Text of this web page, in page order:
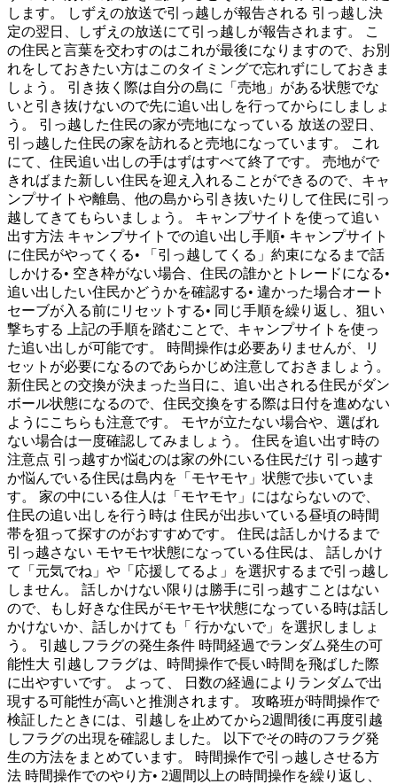
します。 しずえの放送で引っ越しが報告される 引っ越し決
定の翌日、しずえの放送にて引っ越しが報告されます。 こ
の住民と言葉を交わすのはこれが最後になりますので、お別
れをしておきたい方はこのタイミングで忘れずにしておきま
しょう。 引き抜く際は自分の島に「売地」がある状態でな
いと引き抜けないので先に追い出しを行ってからにしましょ
う。 引っ越した住民の家が売地になっている 放送の翌日、
引っ越した住民の家を訪れると売地になっています。 これ
にて、住民追い出しの手はずはすべて終了です。 売地がで
きればまた新しい住民を迎え入れることができるので、キャ
ンプサイトや離島、他の島から引き抜いたりして住民に引っ
越してきてもらいましょう。 キャンプサイトを使って追い
出す方法 キャンプサイトでの追い出し手順• キャンプサイト
に住民がやってくる• 「引っ越してくる」約束になるまで話
しかける• 空き枠がない場合、住民の誰かとトレードになる•
追い出したい住民かどうかを確認する• 違かった場合オート
セーブが入る前にリセットする• 同じ手順を繰り返し、狙い
撃ちする 上記の手順を踏むことで、キャンプサイトを使っ
た追い出しが可能です。 時間操作は必要ありませんが、リ
セットが必要になるのであらかじめ注意しておきましょう。
新住民との交換が決まった当日に、追い出される住民がダン
ボール状態になるので、住民交換をする際は日付を進めない
ようにこちらも注意です。 モヤが立たない場合や、選ばれ
ない場合は一度確認してみましょう。 住民を追い出す時の
注意点 引っ越すか悩むのは家の外にいる住民だけ 引っ越す
か悩んでいる住民は島内を「モヤモヤ」状態で歩いていま
す。 家の中にいる住人は「モヤモヤ」にはならないので、
住民の追い出しを行う時は 住民が出歩いている昼頃の時間
帯を狙って探すのがおすすめです。 住民は話しかけるまで
引っ越さない モヤモヤ状態になっている住民は、 話しかけ
て「元気でね」や「応援してるよ」を選択するまで引っ越し
しません。 話しかけない限りは勝手に引っ越すことはない
ので、もし好きな住民がモヤモヤ状態になっている時は話し
かけないか、話しかけても「 行かないで」を選択しましょ
う。 引越しフラグの発生条件 時間経過でランダム発生の可
能性大 引越しフラグは、時間操作で長い時間を飛ばした際
に出やすいです。 よって、 日数の経過によりランダムで出
現する可能性が高いと推測されます。 攻略班が時間操作で
検証したときには、引越しを止めてから2週間後に再度引越
しフラグの出現を確認しました。 以下でその時のフラグ発
生の方法をまとめています。 時間操作で引っ越しさせる方
法 時間操作でのやり方• 2週間以上の時間操作を繰り返し、